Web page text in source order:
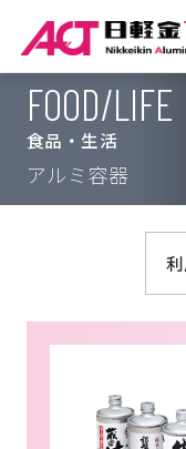
ホームへ
会社紹介
商品紹介
サステナビ
採用情報
FOOD/LIFE
食品・生活
アルミ容器